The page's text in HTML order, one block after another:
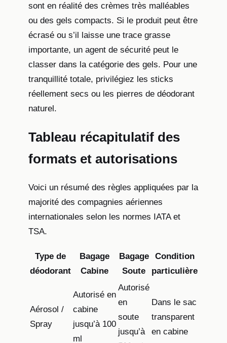
sont en réalité des crèmes très malléables
ou des gels compacts. Si le produit peut être
écrasé ou s’il laisse une trace grasse
importante, un agent de sécurité peut le
classer dans la catégorie des gels. Pour une
tranquillité totale, privilégiez les sticks
réellement secs ou les pierres de déodorant
naturel.
Tableau récapitulatif des
formats et autorisations
Voici un résumé des règles appliquées par la
majorité des compagnies aériennes
internationales selon les normes IATA et
TSA.
Type de
déodorant
Bagage
Cabine
Bagage
Soute
Condition
particulière
Aérosol /
Spray
Autorisé en
cabine
jusqu’à 100
ml
Autorisé
en
soute
jusqu’à
Dans le sac
transparent
en cabine